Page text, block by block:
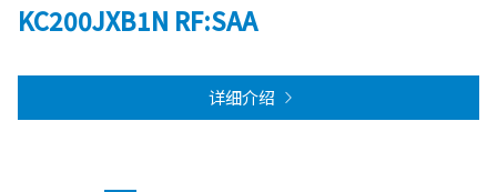
KC200JXB1N RF:SAA
详细介绍